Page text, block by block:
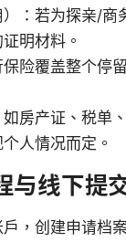
：若为探亲/商
明材料。
险覆盖整个停
房产证、税单
人情况而定。
与线下提
，创建申请档